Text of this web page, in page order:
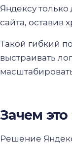
Яндексу только
сайта, оставив
Такой гибкий
выстраивать
Зачем
Решение